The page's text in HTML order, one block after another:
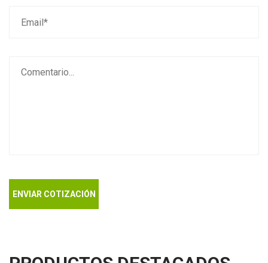
ENVIAR COTIZACIÓN